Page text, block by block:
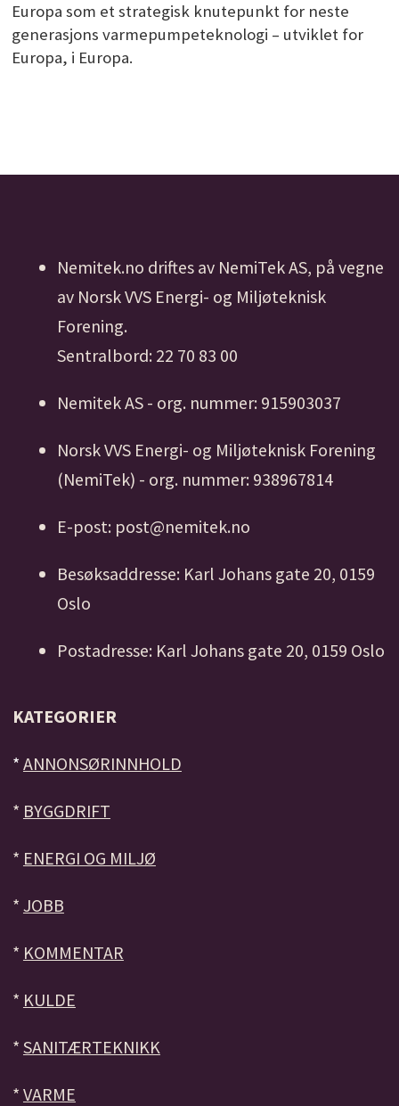
Europa som et strategisk knutepunkt for neste
generasjons varmepumpeteknologi – utviklet for
Europa, i Europa.
Nemitek.no driftes av NemiTek AS, på vegne
av Norsk VVS Energi- og Miljøteknisk
Forening.
Sentralbord: 22 70 83 00
Nemitek AS - org. nummer: 915903037
Norsk VVS Energi- og Miljøteknisk Forening
(NemiTek) - org. nummer: 938967814
E-post: post@nemitek.no
Besøksaddresse: Karl Johans gate 20, 0159
Oslo
Postadresse: Karl Johans gate 20, 0159 Oslo
KATEGORIER
* ANNONSØRINNHOLD
* BYGGDRIFT
* ENERGI OG MILJØ
* JOBB
* KOMMENTAR
* KULDE
* SANITÆRTEKNIKK
* VARME